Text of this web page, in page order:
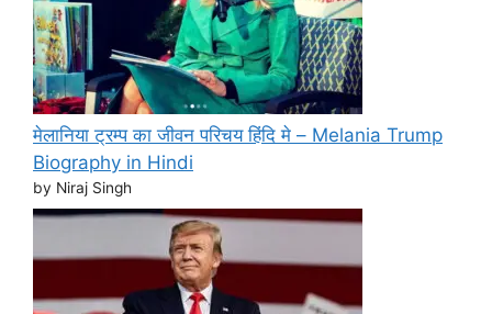
मेलानिया ट्रम्प का जीवन परिचय हिंदि मे – Melania Trump
Biography in Hindi
by Niraj Singh